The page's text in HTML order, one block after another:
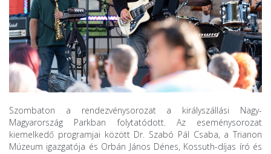
Szombaton a rendezvénysorozat a királyszállási Nagy-
Magyarország Parkban folytatódott. Az eseménysorozat
kiemelkedő programjai között Dr. Szabó Pál Csaba, a Trianon
Múzeum igazgatója és Orbán János Dénes, Kossuth-díjas író és